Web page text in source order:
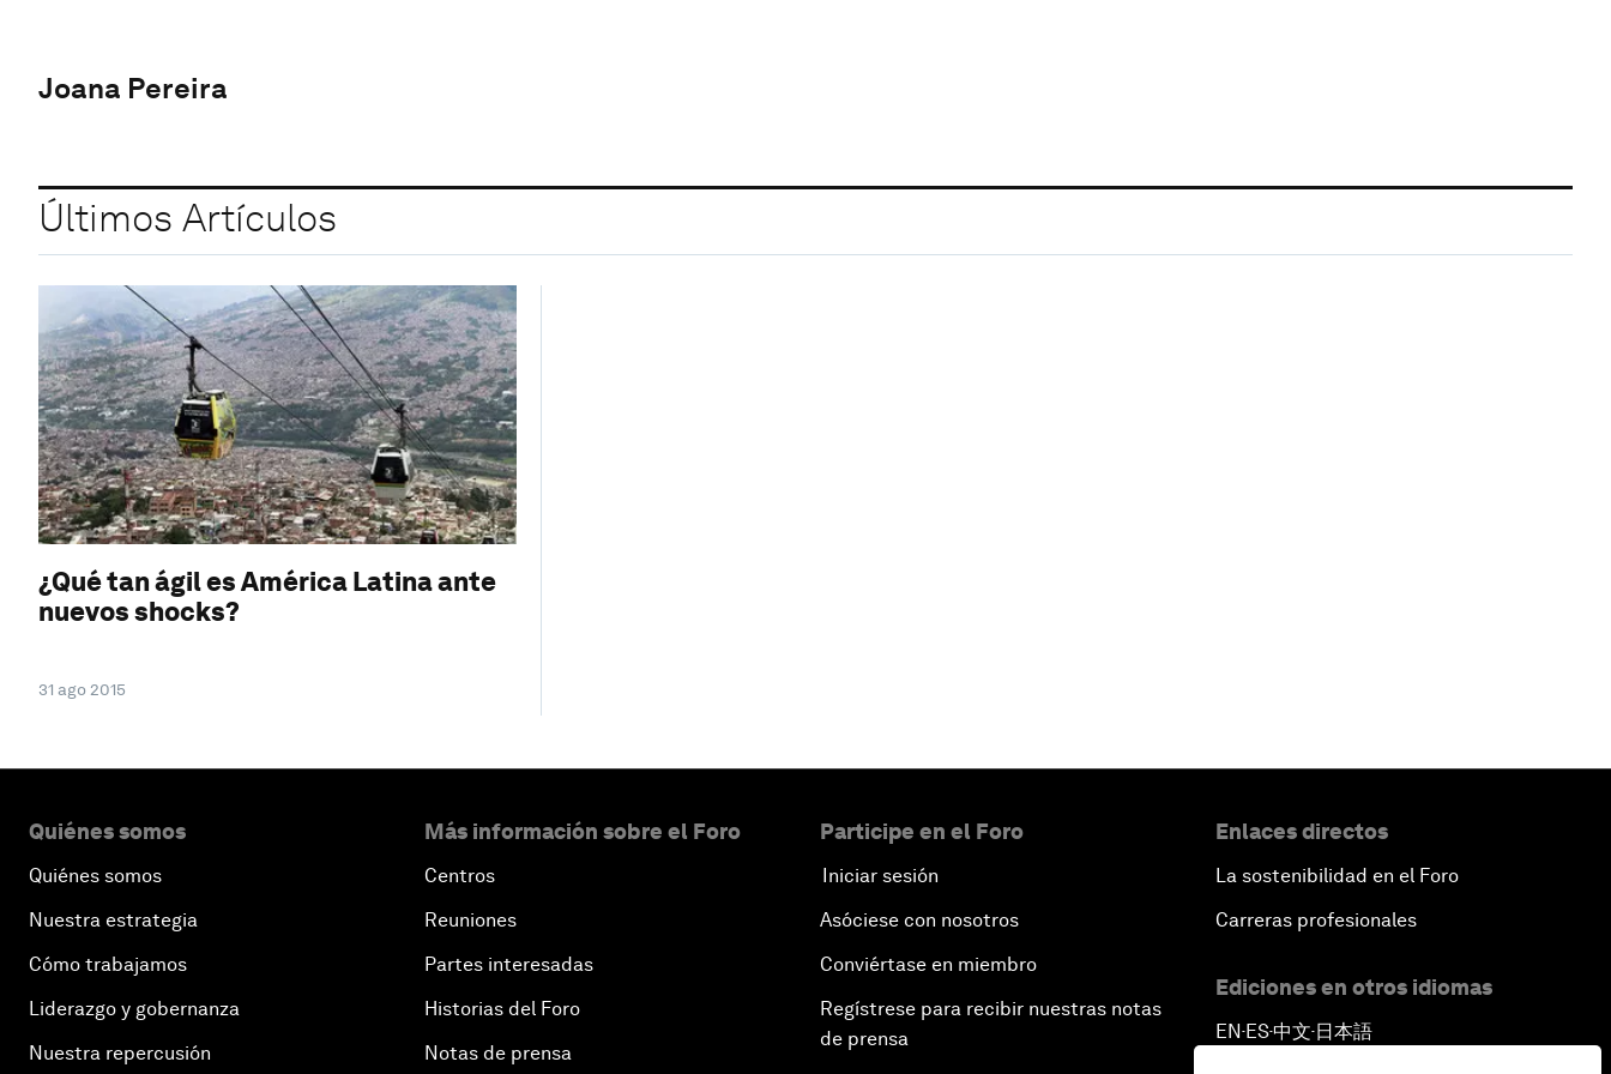
Joana Pereira
Últimos Artículos
¿Qué tan ágil es América Latina ante
nuevos shocks?
31 ago 2015
Quiénes somos
Quiénes somos
Nuestra estrategia
Cómo trabajamos
Liderazgo y gobernanza
Nuestra repercusión
Más información sobre el Foro
Centros
Reuniones
Partes interesadas
Historias del Foro
Notas de prensa
Participe en el Foro
Iniciar sesión
Asóciese con nosotros
Conviértase en miembro
Regístrese para recibir nuestras notas
de prensa
Enlaces directos
La sostenibilidad en el Foro
Carreras profesionales
Ediciones en otros idiomas
EN ▪ES▪中文▪ 日本語